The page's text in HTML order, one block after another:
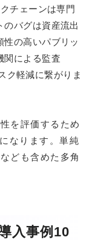
チェーンは専門
バグは資産流出
性の高いパブリッ
関による監査
ク軽減に繋がりま
を評価するため
なります。単純
ども含めた多角
入事例10